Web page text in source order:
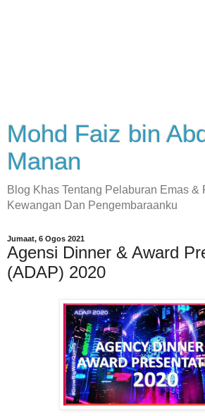
Mohd Faiz bin
Manan
Blog Khas Tentang Pelaburan Emas &
Kewangan Dan Pengembaraanku
Jumaat, 6 Ogos 2021
Agensi Dinner & Award
(ADAP) 2020